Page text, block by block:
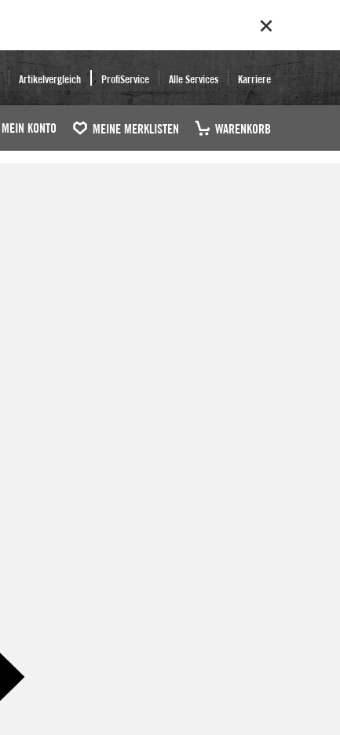
Artikelvergleich ProfiService Alle Services Karriere
MEIN KONTO MEINE MERKLISTEN WARENKORB